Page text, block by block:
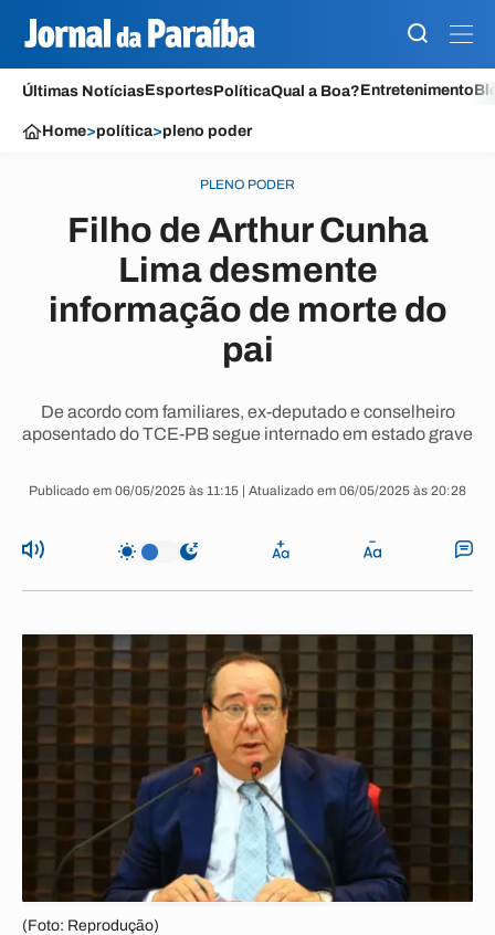
Últimas NotíciasEsportesPolíticaQual a Boa?Entretenimento
Home>política>pleno poder
PLENO PODER
Filho de Arthur Cunha
Lima desmente
informação de morte do
pai
De acordo com familiares, ex-deputado e conselheiro
aposentado do TCE-PB segue internado em estado grave
Publicado em 06/05/2025 às 11:15 | Atualizado em 06/05/2025 às 20:28
(Foto: Reprodução)